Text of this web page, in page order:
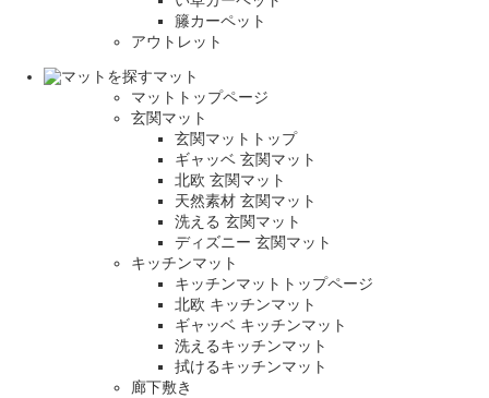
籐カーペット
アウトレット
マット
マットトップページ
玄関マット
玄関マットトップ
ギャッベ 玄関マット
北欧 玄関マット
天然素材 玄関マット
洗える 玄関マット
ディズニー 玄関マット
キッチンマット
キッチンマットトップページ
北欧 キッチンマット
ギャッベ キッチンマット
洗えるキッチンマット
拭けるキッチンマット
廊下敷き